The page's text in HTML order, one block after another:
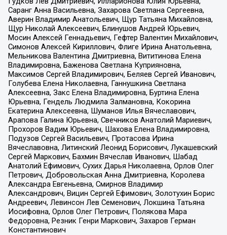
Саранг Анна Васильевна, Захарова Светлана Сергеевна,
Аверин Владимир Анатольевич, Щур Татьяна Михайловна,
Щур Николай Алексеевич, Блинушов Андрей Юрьевич,
Мосин Алексей Геннадьевич, Гефтер Валентин Михайлович,
Симонов Алексей Кириллович, Флиге Ирина Анатольевна,
Мельникова Валентина Дмитриевна, Вититинова Елена
Владимировна, Баженова Светлана Куприяновна,
Максимов Сергей Владимирович, Беляев Сергей Иванович,
Голубева Елена Николаевна, Ганнушкина Светлана
Алексеевна, Закс Елена Владимировна, Буртина Елена
Юрьевна, Гендель Людмила Залмановна, Кокорина
Екатерина Алексеевна, Шуманов Илья Вячеславович,
Арапова Галина Юрьевна, Свечников Анатолий Мариевич,
Прохоров Вадим Юрьевич, Шахова Елена Владимировна,
Подузов Сергей Васильевич, Протасова Ирина
Вячеславовна, Литинский Леонид Борисович, Лукашевский
Сергей Маркович, Бахмин Вячеслав Иванович, Шабад
Анатолий Ефимович, Сухих Дарья Николаевна, Орлов Олег
Петрович, Добровольская Анна Дмитриевна, Королева
Александра Евгеньевна, Смирнов Владимир
Александрович, Вицин Сергей Ефимович, Золотухин Борис
Андреевич, Левинсон Лев Семенович, Локшина Татьяна
Иосифовна, Орлов Олег Петрович, Полякова Мара
Федоровна, Резник Генри Маркович, Захаров Герман
Константинович